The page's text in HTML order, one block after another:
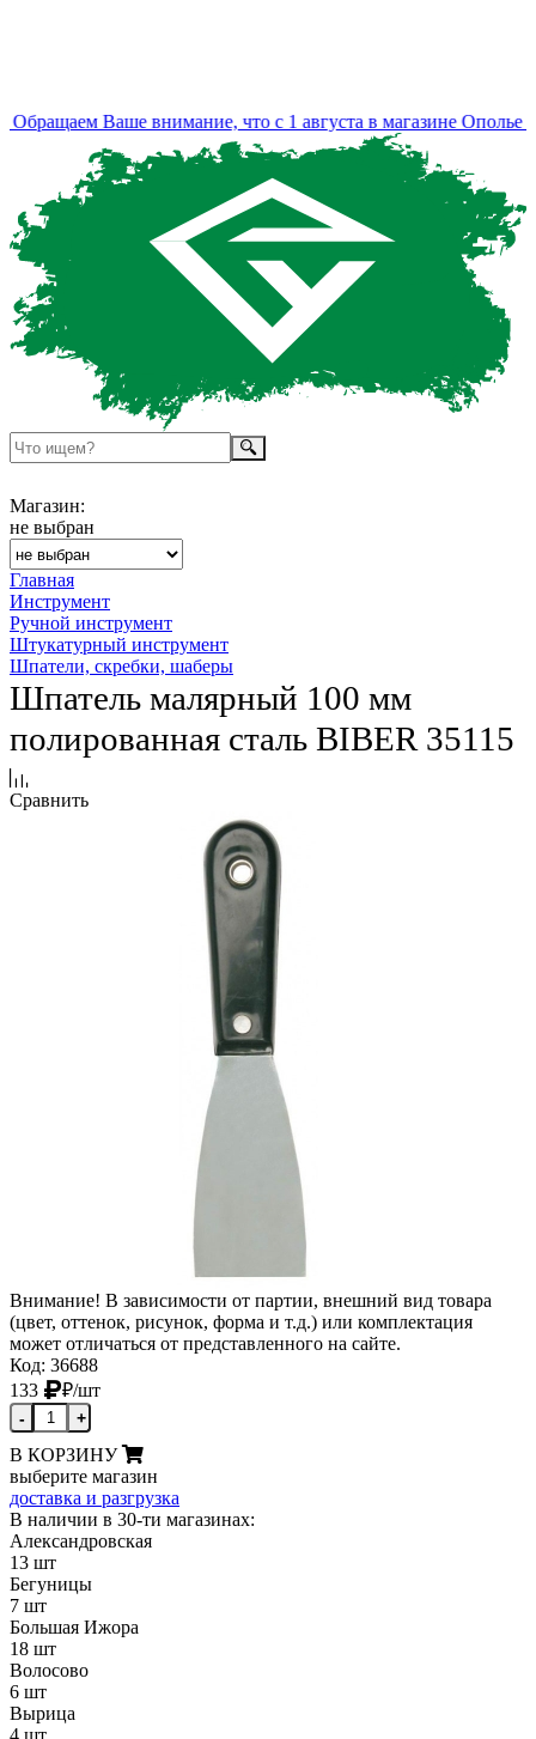
Ваше внимание, что с 1 августа в магазине Ополье
Магазин:
не выбран
Главная
Инструмент
Ручной инструмент
Штукатурный инструмент
Шпатели, скребки, шаберы
Шпатель малярный 100 мм
полированная сталь BIBER 35115
Сравнить
Внимание! В зависимости от партии, внешний вид товара
(цвет, оттенок, рисунок, форма и т.д.) или комплектация
может отличаться от представленного на сайте.
Код: 36688
133
₽/шт
- +
В КОРЗИНУ
выберите магазин
доставка и разгрузка
В наличии в 30-ти магазинах:
Александровская
13 шт
Бегуницы
7 шт
Большая Ижора
18 шт
Волосово
6 шт
Вырица